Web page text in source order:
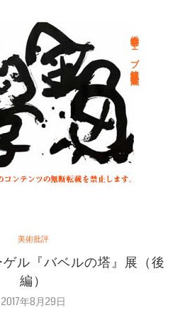
総合文学ウェブ情報誌 文学金魚
美術批評
ル『バベルの塔』展（後
編）
2017年8月29日